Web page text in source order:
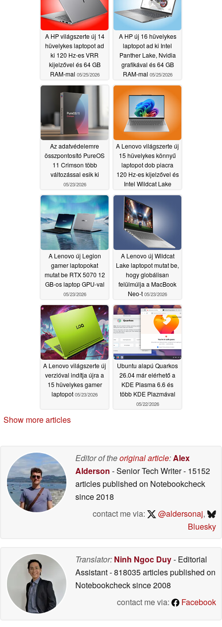
A HP világszerte új 14
hüvelykes laptopot ad
ki 120 Hz-es VRR
kijelzővel és 64 GB
RAM-mal 05/25/2026
A HP új 16 hüvelykes
laptopot ad ki Intel
Panther Lake, Nvidia
grafikával és 64 GB
RAM-mal 05/25/2026
Az adatvédelemre
összpontosító PureOS
11 Crimson több
változással esik ki
05/23/2026
A Lenovo világszerte új
15 hüvelykes könnyű
laptopot dob piacra
120 Hz-es kijelzővel és
Intel Wildcat Lake
05/23/2026
A Lenovo új Legion
gamer laptopokat
mutat be RTX 5070 12
GB-os laptop GPU-val
05/23/2026
A Lenovo új Wildcat
Lake laptopot mutat be,
hogy globálisan
felülmúlja a MacBook
Neo-t 05/23/2026
A Lenovo világszerte új
verzióval indítja újra a
15 hüvelykes gamer
laptopot 05/23/2026
Ubuntu alapú Quarkos
26.04 már elérhető a
KDE Plasma 6.6 és
több KDE Plazmával
05/22/2026
Show more articles
Editor of theoriginal article:Alex
Alderson - Senior Tech Writer- 15152
articles published on Notebookcheck
since 2018
contact me via:
@aldersonaj,
Bluesky
Translator: Ninh Ngoc Duy- Editorial
Assistant- 818035 articles published on
Notebookchecksince 2008
contact me via:
Facebook